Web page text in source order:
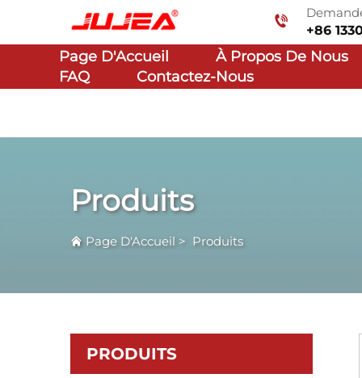
+86
Page D'Accueil
À Propos De Nous
FAQ
Contactez-Nous
Produits
Page D'Accueil > Produits
PRODUITS